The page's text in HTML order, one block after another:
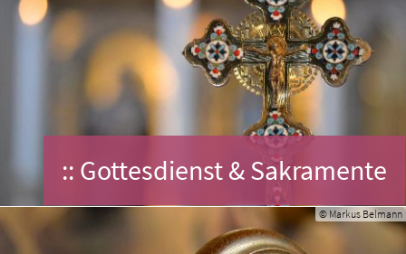
:: Gottesdienst & Sakramente
© Markus Belmann